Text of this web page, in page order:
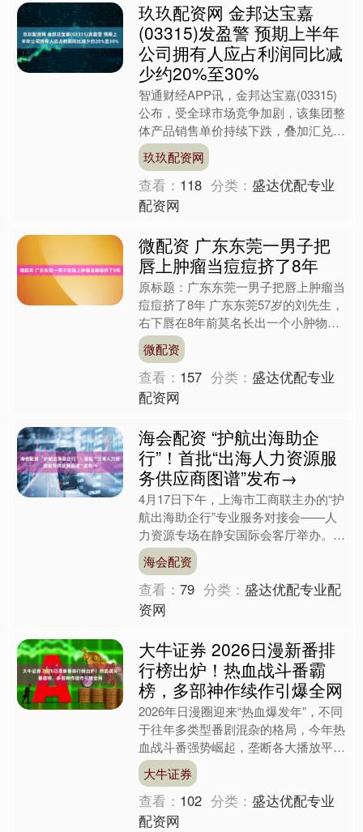
玖玖配资网 金邦达宝嘉
(03315)发盈警 预期上半年
公司拥有人应占利润同比减
少约20%至30%
智通财经APP讯，金邦达宝嘉(03315)
公布，受全球市场竞争加剧，该集团整
体产品销售单价持续下跌，叠加汇兑收
益下降等因素影响，董事会预期集团截
至2025年6月....
玖玖配资网
查看： 118 分类：盛达优配专业
配资网
微配资 广东东莞一男子把
唇上肿瘤当痘痘挤了8年
原标题：广东东莞一男子把唇上肿瘤当
痘痘挤了8年 广东东莞57岁的刘先生，
右下唇在8年前莫名长出一个小肿物，
摸起来软软的，跟普通痘痘一模一
样。“刚开始真没当回事，....
微配资
查看： 157 分类：盛达优配专业
配资网
海会配资 “护航出海助企
行”！首批“出海人力资源服
务供应商图谱”发布→
4月17日下午，上海市工商联主办的“护
航出海助企行”专业服务对接会——人
力资源专场在静安国际会客厅举办。
本次活动是2026上海民营经济高质量
发展服务月重点活动....
海会配资
查看：79 分类：盛达优配专业配
资网
大牛证券 2026日漫新番排
行榜出炉！热血战斗番霸
榜，多部神作续作引爆全网
2026年日漫圈迎来“热血爆发年”，不同
于往年多类型番剧混杂的格局，今年热
血战斗番强势崛起，垄断各大播放平台
榜单，老IP续作持续发力，黑马新番意
外出圈，引发全网....
大牛证券
查看： 102 分类：盛达优配专业
配资网